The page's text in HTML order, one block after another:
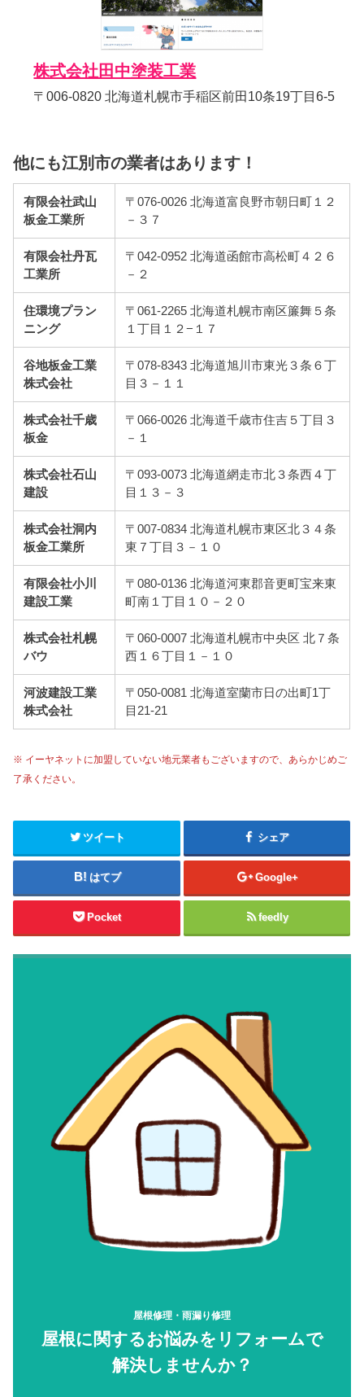
株式会社田中塗装工業
〒006-0820 北海道札幌市手稲区前田10条19丁目6-5
他にも江別市の業者はあります！
有限会社武山
板金工業所
〒076-0026 北海道富良野市朝日町１２
－３７
有限会社丹瓦
工業所
〒042-0952 北海道函館市高松町４２６
－２
住環境プラン
ニング
〒061-2265 北海道札幌市南区簾舞５条
１丁目１２−１７
谷地板金工業
株式会社
〒078-8343 北海道旭川市東光３条６丁
目３－１１
株式会社千歳
板金
〒066-0026 北海道千歳市住吉５丁目３
－１
株式会社石山
建設
〒093-0073 北海道網走市北３条西４丁
目１３－３
株式会社洞内
板金工業所
〒007-0834 北海道札幌市東区北３４条
東７丁目３－１０
有限会社小川
建設工業
〒080-0136 北海道河東郡音更町宝来東
町南１丁目１０－２０
株式会社札幌
バウ
〒060-0007 北海道札幌市中央区 北７条
西１６丁目１－１０
河波建設工業
株式会社
〒050-0081 北海道室蘭市日の出町1丁
目21-21
※ イーヤネットに加盟していない地元業者もございますので、あらかじめご
了承ください。
ツイート シェア
はてブ Google+
Pocket feedly
屋根修理・雨漏り修理
屋根に関するお悩みをリフォームで
解決しませんか？